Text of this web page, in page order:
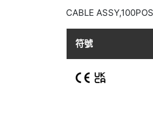
CABLE
符號